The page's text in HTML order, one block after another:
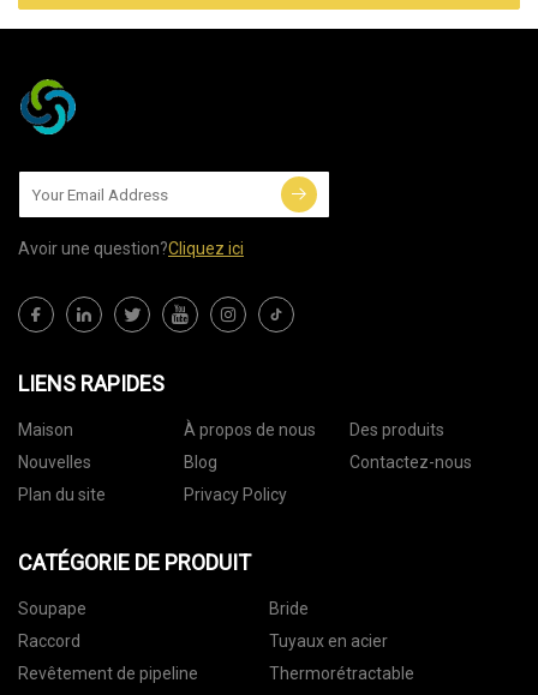
Avoir une question?Cliquez ici
LIENS RAPIDES
Maison À propos de nous
Des produits
Nouvelles
Blog
Contactez-nous
Plan du site
Privacy Policy
CATÉGORIE DE PRODUIT
Soupape
Bride
Raccord
Tuyaux en acier
Revêtement de pipeline
Thermorétractable